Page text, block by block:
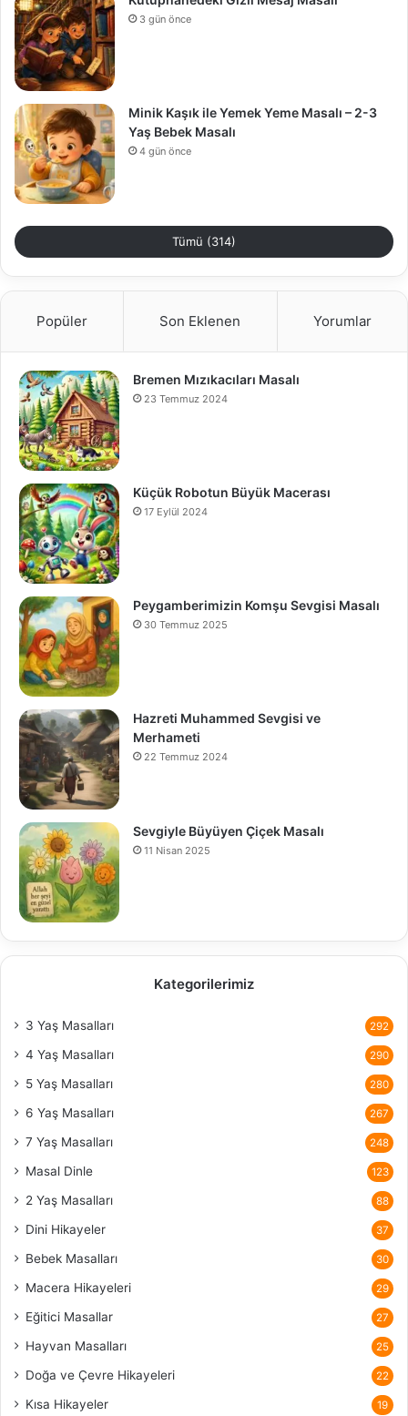
3 gün önce
Minik Kaşık ile Yemek Yeme Masalı – 2-3
Yaş Bebek Masalı
4 gün önce
Tümü (314)
Popüler Son Eklenen Yorumlar
Bremen Mızıkacıları Masalı
23 Temmuz 2024
Küçük Robotun Büyük Macerası
17 Eylül 2024
Peygamberimizin Komşu Sevgisi Masalı
30 Temmuz 2025
Hazreti Muhammed Sevgisi ve
Merhameti
22 Temmuz 2024
Sevgiyle Büyüyen Çiçek Masalı
11 Nisan 2025
Kategorilerimiz
3 Yaş Masalları 292
4 Yaş Masalları 290
5 Yaş Masalları 280
6 Yaş Masalları 267
7 Yaş Masalları 248
Masal Dinle 123
2 Yaş Masalları 88
Dini Hikayeler 37
Bebek Masalları 30
Macera Hikayeleri 29
Eğitici Masallar 27
Hayvan Masalları 25
Doğa ve Çevre Hikayeleri 22
Kısa Hikayeler 19